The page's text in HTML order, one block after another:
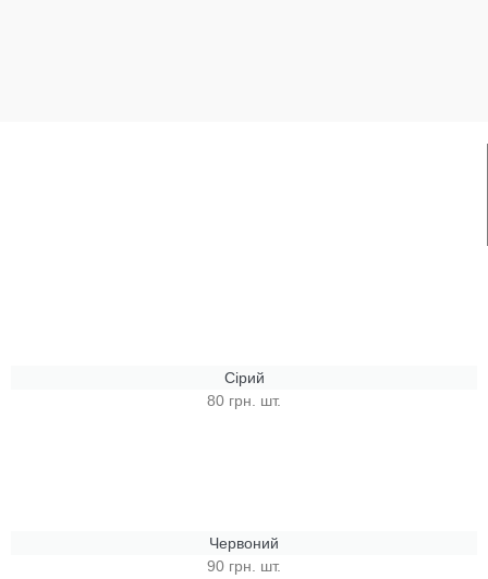
Сірий
80 грн. шт.
Червоний
90 грн. шт.